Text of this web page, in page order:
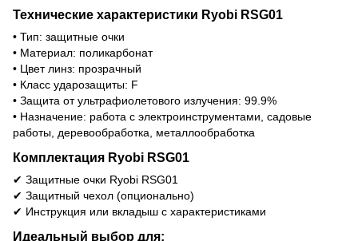
Технические характеристики Ryobi RSG01
• Тип: защитные очки
• Материал: поликарбонат
• Цвет линз: прозрачный
• Класс ударозащиты: F
• Защита от ультрафиолетового излучения: 99.9%
• Назначение: работа с электроинструментами, садовые
работы, деревообработка, металлообработка
Комплектация Ryobi RSG01
✔ Защитные очки Ryobi RSG01
✔ Защитный чехол (опционально)
✔ Инструкция или вкладыш с характеристиками
Идеальный выбор для: